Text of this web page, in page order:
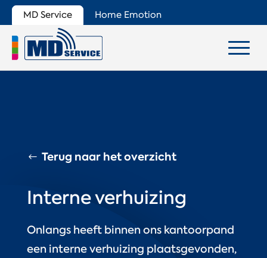
MD Service Home Emotion
Terug naar het overzicht
Interne verhuizing
Onlangs heeft binnen ons kantoorpand
een interne verhuizing plaatsgevonden,